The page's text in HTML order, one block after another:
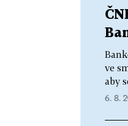
ve
aby
6. 8.